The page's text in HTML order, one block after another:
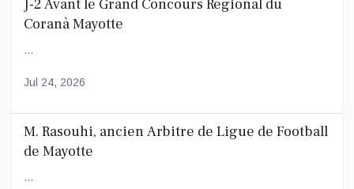
J-2 Avant le Grand Concours Régional du
Coranà Mayotte
...
Jul 24, 2026
M. Rasouhi, ancien Arbitre de Ligue de Football
de Mayotte
...